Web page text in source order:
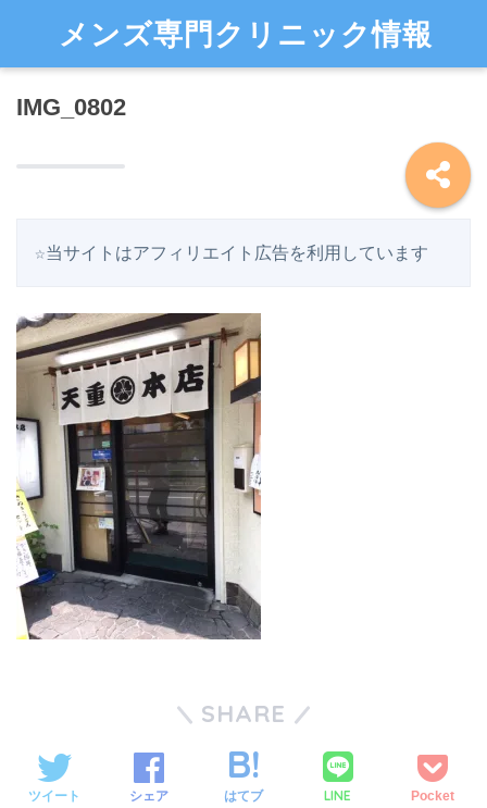
メンズ専門クリニック情報
IMG_0802
☆当サイトはアフィリエイト広告を利用しています
SHARE
ツイート シェア はてブ LINE Pocket